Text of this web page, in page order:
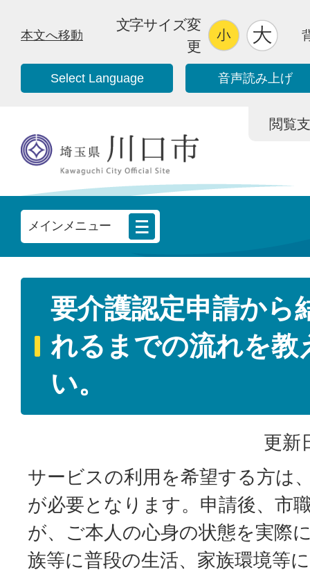
本文へ移動
文字サイズ変
更
Select Language 音声読み上げ
閲覧
メインメニュー
要介護認定申請から
れるまでの流れを教
い。
更新
サービスの利用を希望する方は
が必要となります。申請後、市
が、ご本人の心身の状態を実際
族等に普段の生活、家族環境等